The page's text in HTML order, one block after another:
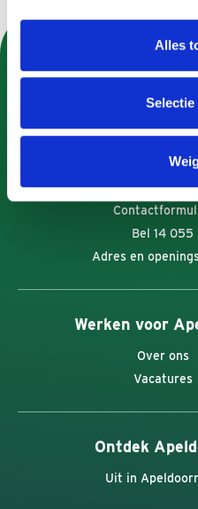
Alles
Selectie
U kunt Gemeente
Bel 14 055
Adres en
Werken voor
Over ons
Vacatures
Ontdek
Uit in